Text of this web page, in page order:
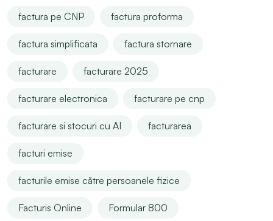
factura pe CNP factura proforma
factura simplificata factura stornare
facturare facturare 2025
facturare electronica facturare pe cnp
facturare si stocuri cu AI facturarea
facturi emise
facturile emise către persoanele fizice
Facturis Online Formular 800